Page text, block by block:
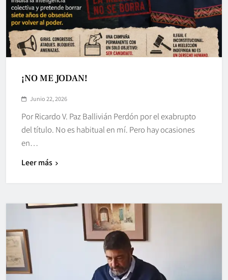
¡NO ME JODAN!
Junio 22, 2026
Por Ricardo V. Paz Ballivián Perdón por el exabrupto
del título. No es habitual en mí. Pero hay ocasiones
en…
Leer más